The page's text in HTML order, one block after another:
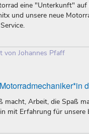
eine "Unterkunft"
und unsere neue
von Johannes Pfaff
macht, Arbeit, die Spaß
mit Erfahrung für